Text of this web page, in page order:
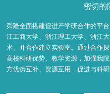
密切的
舜隆全面搭建促进产学研合作的平
江工商大学、浙江理工大学、浙江
术、并合作建立实验室。通过合作
高校科研优势、教学资源，加强我
方优势互补、资源互用，促进与科